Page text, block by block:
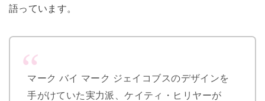
語っています。
マーク バイ マーク ジェイコブスのデザインを
手がけていた実力派、ケイティ・ヒリヤーが